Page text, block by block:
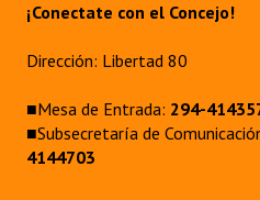
¡Conectate con el Concejo!
Dirección: Libertad 80
■Mesa de Entrada: 294-
■Subsecretaría de
4144703